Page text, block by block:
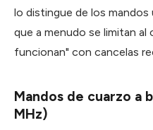
lo distingue de los mandos
que a menudo se limitan
funcionan" con cancelas
Mandos de cuarzo a
MHz)